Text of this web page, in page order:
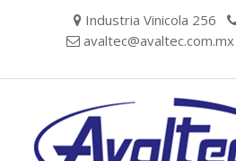
Industria Vinicola 256
avaltec@avaltec.com.mx